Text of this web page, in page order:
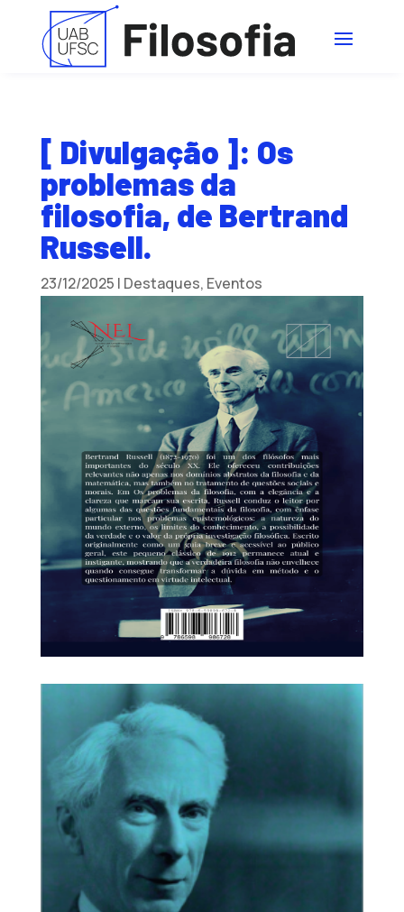
[ Divulgação ]: Os
problemas da
filosofia, de Bertrand
Russell.
23/12/2025 | Destaques, Eventos